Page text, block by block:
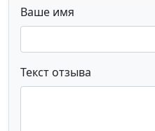
Ваше имя
Текст отзыва